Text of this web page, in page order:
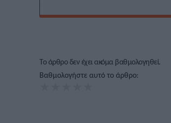
Το άρθρο δεν έχει ακόμα βαθμολογηθεί.
Βαθμολογήστε αυτό το άρθρο: